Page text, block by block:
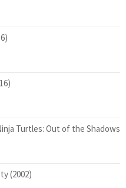
Turtles: Out of the Shadows
(2002)